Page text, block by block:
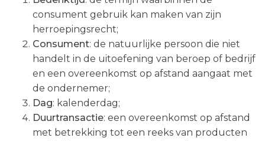
consument gebruik kan maken van zijn
herroepingsrecht;
Consument: de natuurlijke persoon die niet
handelt in de uitoefening van beroep of bedrijf
en een overeenkomst op afstand aangaat met
de ondernemer;
Dag: kalenderdag;
Duurtransactie: een overeenkomst op afstand
met betrekking tot een reeks van producten